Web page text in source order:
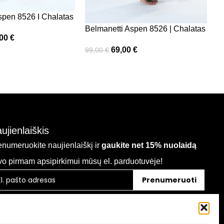
8526 I Chalatas
€
Belmanetti Aspen 8526 | Chalatas
99,00€ 69,00 €
naujienlaiškį ir gaukite net 15% nuolaidą
pirmam apsipirkimui mūsų el. parduotuvėje!
Prenumeruoti